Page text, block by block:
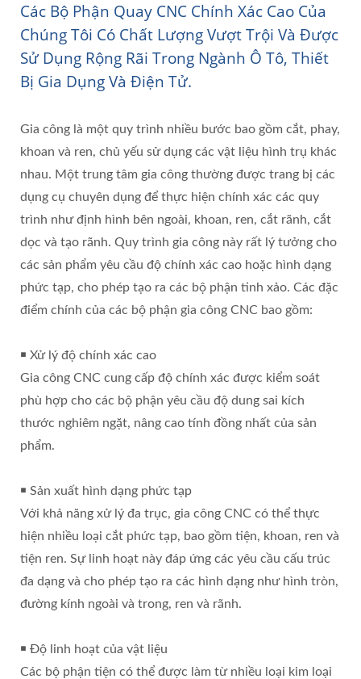
Các Bộ Phận Quay CNC Chính Xác Cao Của
Chúng Tôi Có Chất Lượng Vượt Trội Và Được
Sử Dụng Rộng Rãi Trong Ngành Ô Tô, Thiết
Bị Gia Dụng Và Điện Tử.
Gia công là một quy trình nhiều bước bao gồm cắt, phay,
khoan và ren, chủ yếu sử dụng các vật liệu hình trụ khác
nhau. Một trung tâm gia công thường được trang bị các
dụng cụ chuyên dụng để thực hiện chính xác các quy
trình như định hình bên ngoài, khoan, ren, cắt rãnh, cắt
dọc và tạo rãnh. Quy trình gia công này rất lý tưởng cho
các sản phẩm yêu cầu độ chính xác cao hoặc hình dạng
phức tạp, cho phép tạo ra các bộ phận tinh xảo. Các đặc
điểm chính của các bộ phận gia công CNC bao gồm:
￭ Xử lý độ chính xác cao
Gia công CNC cung cấp độ chính xác được kiểm soát
phù hợp cho các bộ phận yêu cầu độ dung sai kích
thước nghiêm ngặt, nâng cao tính đồng nhất của sản
phẩm.
￭ Sản xuất hình dạng phức tạp
Với khả năng xử lý đa trục, gia công CNC có thể thực
hiện nhiều loại cắt phức tạp, bao gồm tiện, khoan, ren và
tiện ren. Sự linh hoạt này đáp ứng các yêu cầu cấu trúc
đa dạng và cho phép tạo ra các hình dạng như hình tròn,
đường kính ngoài và trong, ren và rãnh.
￭ Độ linh hoạt của vật liệu
Các bộ phận tiện có thể được làm từ nhiều loại kim loại